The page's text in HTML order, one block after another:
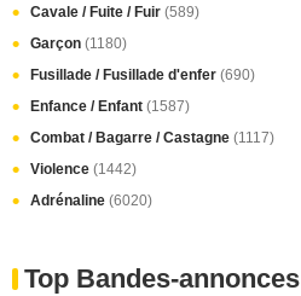
Cavale / Fuite / Fuir (589)
Garçon (1180)
Fusillade / Fusillade d'enfer (690)
Enfance / Enfant (1587)
Combat / Bagarre / Castagne (1117)
Violence (1442)
Adrénaline (6020)
Top Bandes-annonces